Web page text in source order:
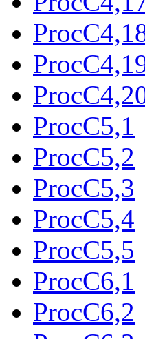
ProcC5,1
ProcC5,2
ProcC5,3
ProcC5,4
ProcC5,5
ProcC6,1
ProcC6,2